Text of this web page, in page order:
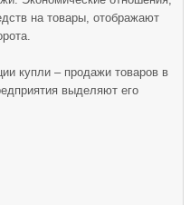
на товары, отображают
купли – продажи товаров в
выделяют его